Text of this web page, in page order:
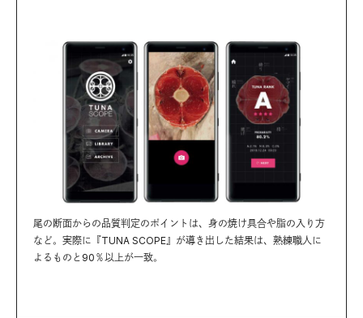
尾の断面からの品質判定のポイントは、身の焼け具合や脂の入り方
など。実際に『TUNA SCOPE』が導き出した結果は、熟練職人に
よるものと90％以上が一致。